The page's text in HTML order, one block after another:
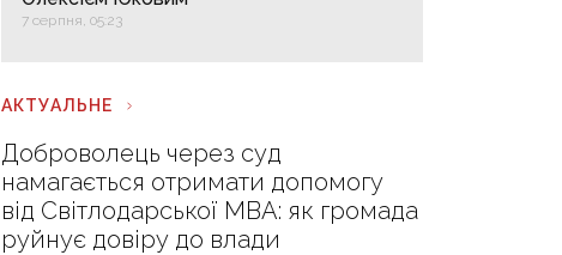
7 серпня, 05:23
АКТУАЛЬНЕ
Доброволець через суд
намагається отримати допомогу
від Світлодарської МВА: як громада
руйнує довіру до влади